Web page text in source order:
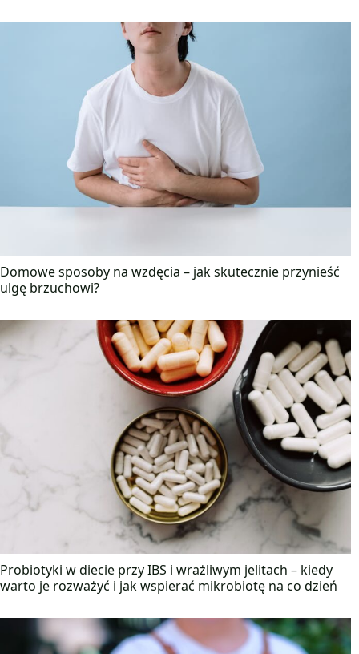
Domowe sposoby na wzdęcia – jak skutecznie przynieść
ulgę brzuchowi?
Probiotyki w diecie przy IBS i wrażliwym jelitach – kiedy
warto je rozważyć i jak wspierać mikrobiotę na co dzień